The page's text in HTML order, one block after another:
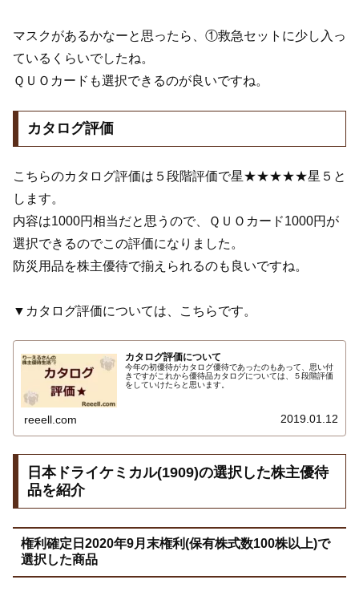
マスクがあるかなーと思ったら、①救急セットに少し入っ
ているくらいでしたね。
ＱＵＯカードも選択できるのが良いですね。
カタログ評価
こちらのカタログ評価は５段階評価で星★★★★★星５と
します。
内容は1000円相当だと思うので、ＱＵＯカード1000円が
選択できるのでこの評価になりました。
防災用品を株主優待で揃えられるのも良いですね。
▼カタログ評価については、こちらです。
カタログ評価について
今年の初優待がカタログ優待であったのもあって、思い付
きですがこれから優待品カタログについては、５段階評価
をしていけたらと思います。
reeell.com 2019.01.12
日本ドライケミカル(1909)の選択した株主優待
品を紹介
権利確定日2020年9月末権利(保有株式数100株以上)で
選択した商品